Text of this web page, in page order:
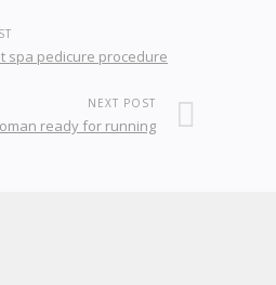
spa pedicure procedure
NEXT POST
ready for running